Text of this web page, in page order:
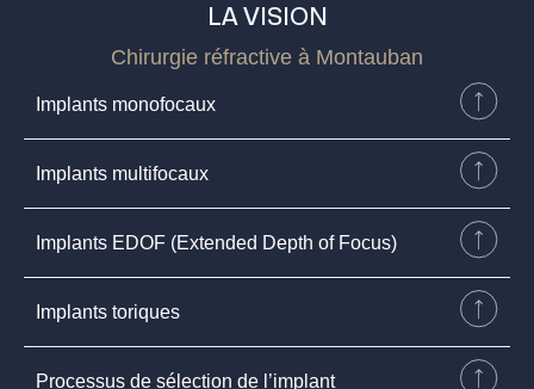
LA VISION
Chirurgie réfractive à Montauban
Implants monofocaux
Implants multifocaux
Implants EDOF (Extended Depth of Focus)
Implants toriques
Processus de sélection de l’implant